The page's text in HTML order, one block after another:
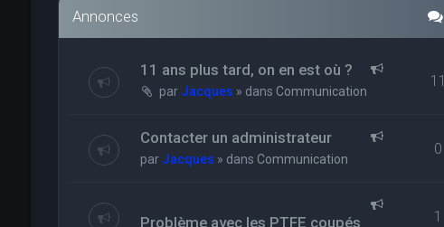
Annonces
11 ans plus tard, on en est où ?
par Jacques » dans Communication
11
Contacter un administrateur
par Jacques » dans Communication
0
Problème avec les PTFE coupés
1